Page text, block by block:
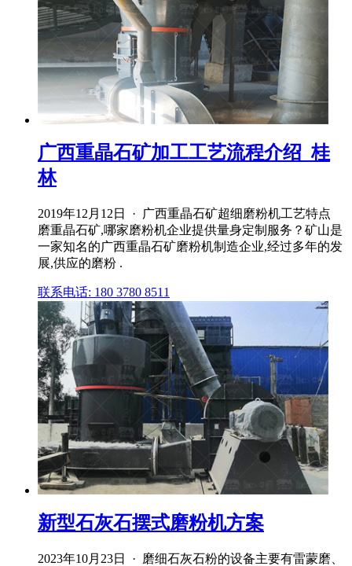
广西重晶石矿加工工艺流程介绍_桂
林
2019年12月12日 · 广西重晶石矿超细磨粉机工艺特点
磨重晶石矿,哪家磨粉机企业提供量身定制服务？矿山是
一家知名的广西重晶石矿磨粉机制造企业,经过多年的发
展,供应的磨粉 .
联系电话: 180 3780 8511
新型石灰石摆式磨粉机方案
2023年10月23日 · 磨细石灰石粉的设备主要有雷蒙磨、